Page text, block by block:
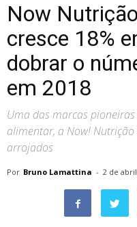
Now
cresce 18%
dobrar o
em 2018
Uma das marcas
alimentar, a Now!
arrojados
Por Bruno Lamattina - 2 de